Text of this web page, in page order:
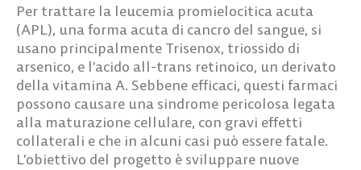
Per trattare la leucemia promielocitica acuta
(APL), una forma acuta di cancro del sangue, si
usano principalmente Trisenox, triossido di
arsenico, e l’acido all-trans retinoico, un derivato
della vitamina A. Sebbene efficaci, questi farmaci
possono causare una sindrome pericolosa legata
alla maturazione cellulare, con gravi effetti
collaterali e che in alcuni casi può essere fatale.
L’obiettivo del progetto è sviluppare nuove